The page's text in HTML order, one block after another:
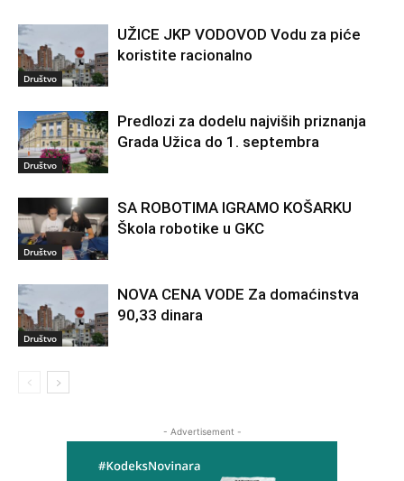
Društvo
UŽICE JKP VODOVOD Vodu za piće
koristite racionalno
Društvo
Predlozi za dodelu najviših priznanja
Grada Užica do 1. septembra
Društvo
SA ROBOTIMA IGRAMO KOŠARKU
Škola robotike u GKC
Društvo
NOVA CENA VODE Za domaćinstva
90,33 dinara
- Advertisement -